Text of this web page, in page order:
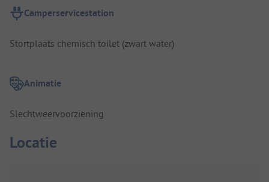
Camperservicestation
Stortplaats chemisch toilet (zwart water)
Animatie
Slechtweervoorziening
Locatie